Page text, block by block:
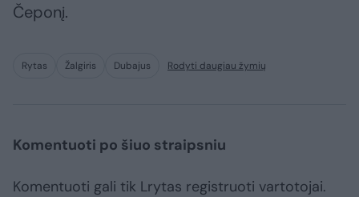
Čeponį.
Rytas Žalgiris Dubajus Rodyti daugiau žymių
Komentuoti po šiuo straipsniu
Komentuoti gali tik Lrytas registruoti vartotojai.